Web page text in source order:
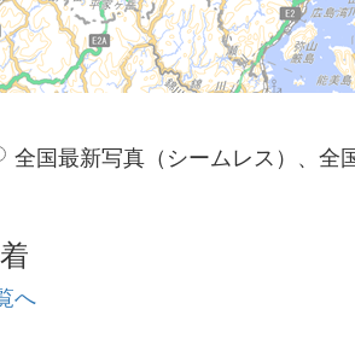
全国最新写真（シームレス）、全
へ